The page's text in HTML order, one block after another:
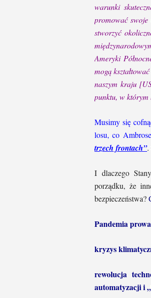
warunki
promować swoje
stworzyć
Ameryki
mogą
naszym kraju
punktu, w którym
Musimy się
losu, co
trzech frontach”.
I dlaczego
porządku, że
bezpieczeństwa?
Pandemia
kryzys
rewolucja
automatyzacji i